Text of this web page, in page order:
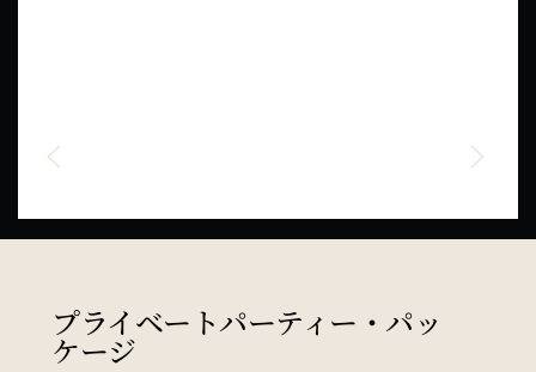
プライベートパーティー・パッ
ケージ